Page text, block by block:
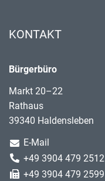
KONTAKT
Bürgerbüro
Markt 20–22
Rathaus
39340 Haldensleben
E-Mail
+49 3904 479 2512
+49 3904 479 2599